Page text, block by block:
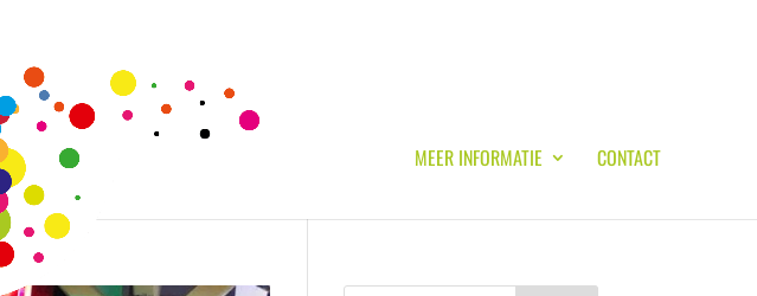
MEER INFORMATIE CONTACT